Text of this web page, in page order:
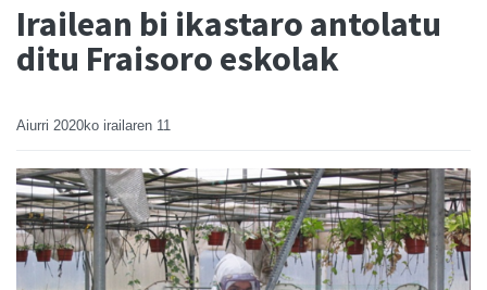
Irailean bi ikastaro antolatu
ditu Fraisoro eskolak
Aiurri 2020ko irailaren 11